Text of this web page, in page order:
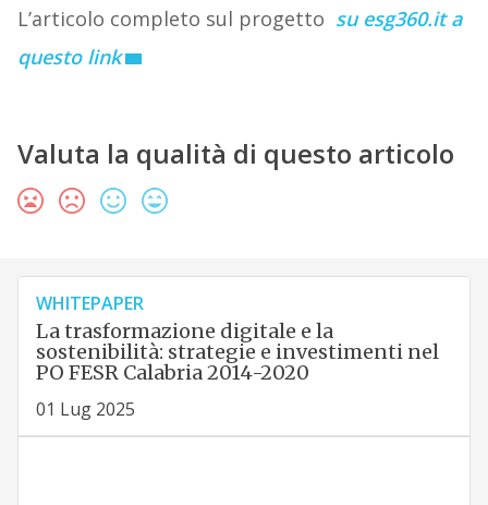
L’articolo completo sul progetto su esg360.it a
questo link
Valuta la qualità di questo articolo
WHITEPAPER
La trasformazione digitale e la
sostenibilità: strategie e investimenti nel
PO FESR Calabria 2014-2020
01 Lug 2025